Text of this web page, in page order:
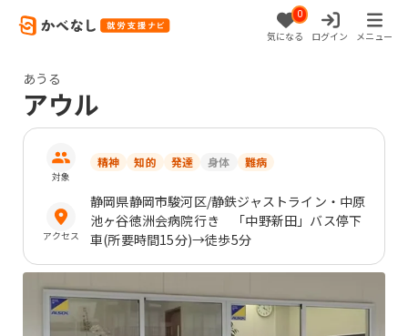
0
気になる ログイン メニュー
あうる
アウル
対象
精神 知的 発達 身体 難病
アクセス
静岡県静岡市駿河区/静鉄ジャストライン・中原
池ヶ谷徳洲会病院行き 「中野新田」バス停下
車(所要時間15分)→徒歩5分